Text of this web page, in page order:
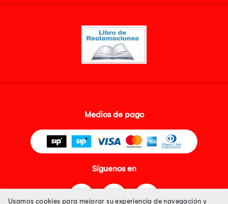
Medios de pago
Síguenos en
Usamos cookies para mejorar su experiencia de navegación y